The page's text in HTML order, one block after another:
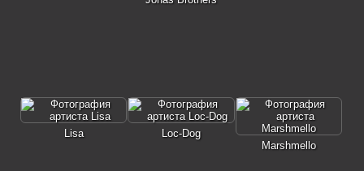
Lisa
Loc-Dog
Marshmello